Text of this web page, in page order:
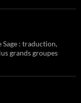
Sage : traduction,
grands groupes